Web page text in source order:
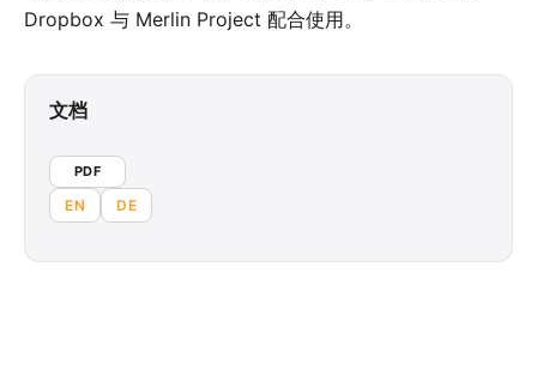
Dropbox 与 Merlin Project 配合使用。
文档
PDF
EN DE